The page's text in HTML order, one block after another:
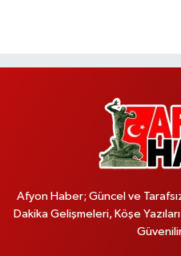
Afyon Haber; Güncel ve
Dakika Gelişmeleri, Köşe